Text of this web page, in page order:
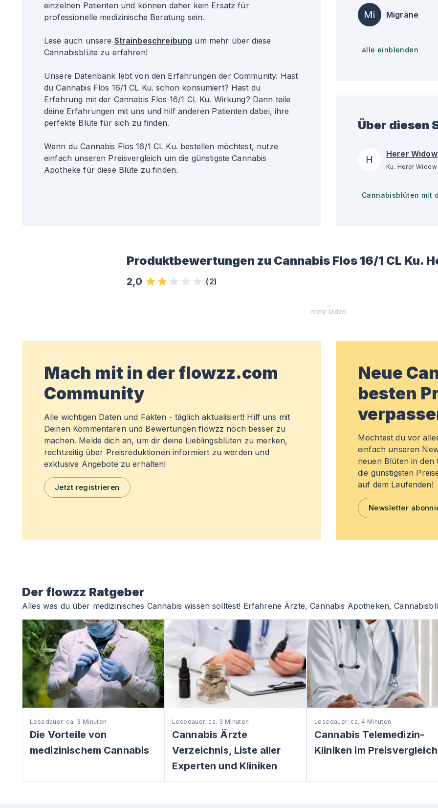
einzelnen Patienten und können daher kein Ersatz für
professionelle medizinische Beratung sein.
Lese auch unsere Strainbeschreibung um mehr über diese
Cannabisblüte zu erfahren!
Unsere Datenbank lebt von den Erfahrungen der Community. Hast
du Cannabis Flos 16/1 CL Ku. schon konsumiert? Hast du
Erfahrung mit der Cannabis Flos 16/1 CL Ku. Wirkung? Dann teile
deine Erfahrungen mit uns und hilf anderen Patienten dabei, ihre
perfekte Blüte für sich zu finden.
Wenn du Cannabis Flos 16/1 CL Ku. bestellen möchtest, nutze
einfach unseren Preisvergleich um die günstigste Cannabis
Apotheke für diese Blüte zu finden.
Mi Migräne
alle einblenden
Über diesen
H Herer Widow
Cannabisblüten mit
Produktbewertungen zu Cannabis Flos 16/1 CL Ku.
2,0 (2)
mehr laden
Mach mit in der flowzz.com
Community
Alle wichtigen Daten und Fakten - täglich aktualisiert! Hilf uns mit
Deinen Kommentaren und Bewertungen flowzz noch besser zu
machen. Melde dich an, um dir deine Lieblingsblüten zu merken,
rechtzeitig über Preisreduktionen informiert zu werden und
exklusive Angebote zu erhalten!
Jetzt registrieren
Neue
besten
Möchtest du vor
einfach unseren
neuen Blüten in den
die günstigsten
auf dem Laufenden!
Newsletter
Der flowzz Ratgeber
Alles was du über medizinisches Cannabis wissen solltest! Erfahrene Ärzte, Cannabis Apotheken,
Lesedauer: ca. 3 Minuten
Die Vorteile von
medizinischem Cannabis
Lesedauer: ca. 3 Minuten
Cannabis Ärzte
Verzeichnis, Liste aller
Experten und Kliniken
Lesedauer: ca. 4 Minuten
Cannabis Telemedizin-
Kliniken im Preisvergleich